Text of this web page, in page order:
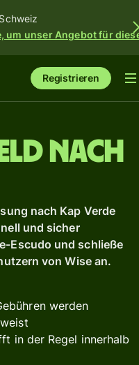
unser Angebot für
Registrieren
nach
nach Kap Verde
und sicher
Escudo und schließe
von Wise an.
werden
in der Regel innerhalb